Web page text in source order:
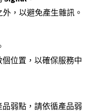
，以避免產生雜訊。
位置，以確保服務中
弱點，請依循產品弱